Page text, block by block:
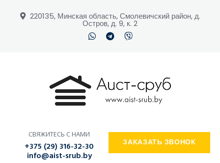
220135, Минская область, Смолевичский район, д.
Остров, д. 9, к. 2
СВЯЖИТЕСЬ С НАМИ
+375 (29) 316-32-30
info@aist-srub.by
ЗАКАЗАТЬ ЗВОНОК